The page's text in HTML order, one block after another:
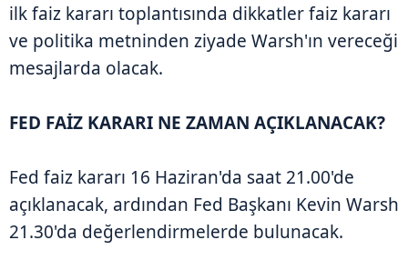
ilk faiz kararı toplantısında dikkatler faiz kararı
ve politika metninden ziyade Warsh'ın vereceği
mesajlarda olacak.
FED FAİZ KARARI NE ZAMAN AÇIKLANACAK?
Fed faiz kararı 16 Haziran'da saat 21.00'de
açıklanacak, ardından Fed Başkanı Kevin Warsh
21.30'da değerlendirmelerde bulunacak.